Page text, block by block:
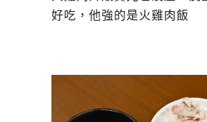
好吃，他強的是火雞肉飯